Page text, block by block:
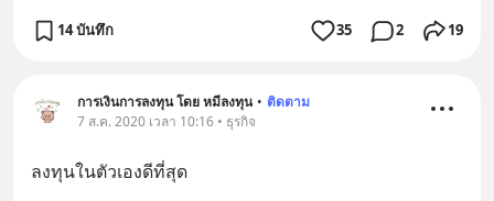
14 บันทึก 35 2 19
การเงินการลงทุน โดย หมีลงทุน • ติดตาม
7 ส.ค. 2020 เวลา 10:16 • ธุรกิจ
ลงทุนในตัวเองดีที่สุด